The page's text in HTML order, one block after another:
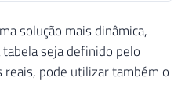
solução mais dinâmica,
seja definido pelo
pode utilizar também o